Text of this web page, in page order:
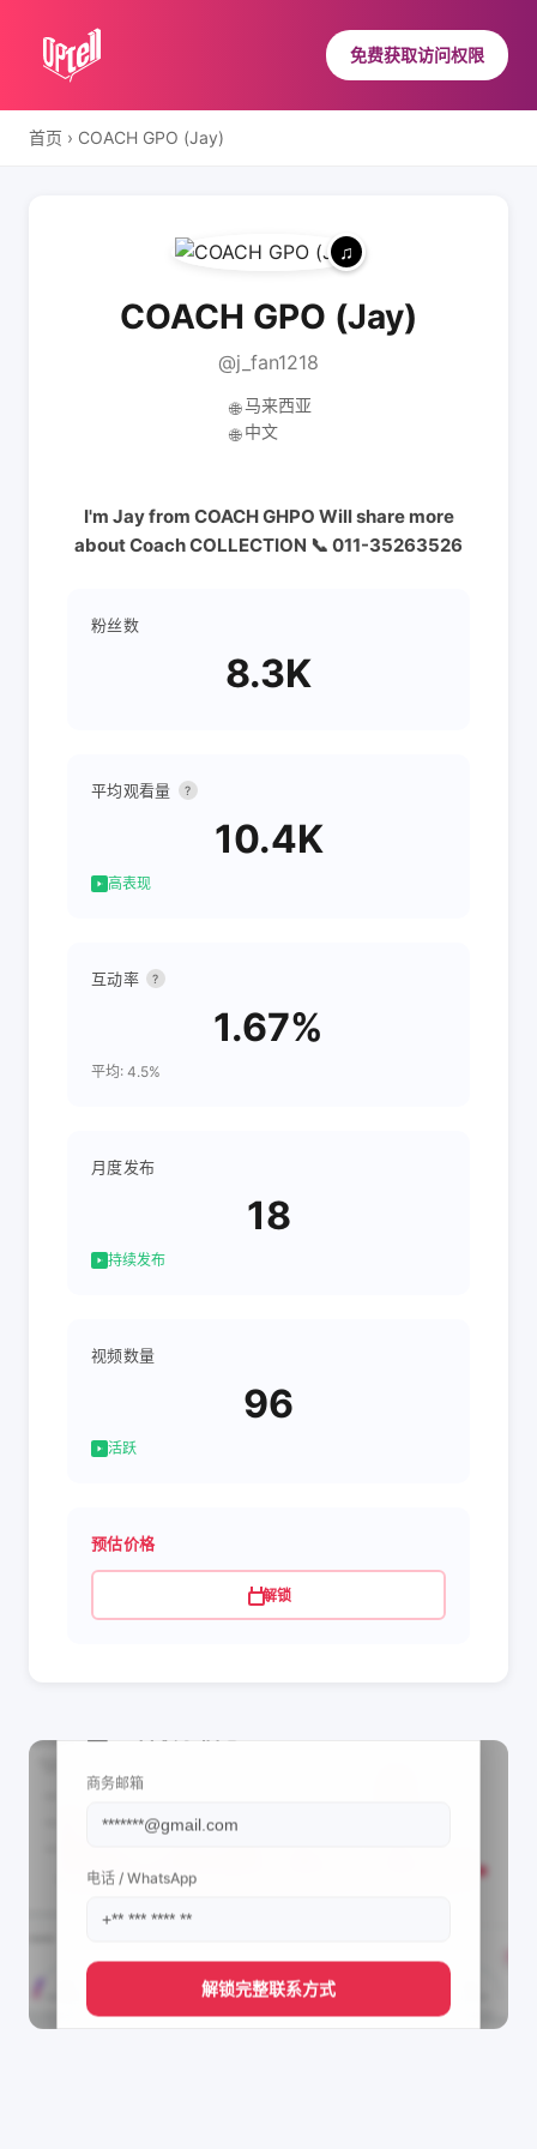
免费获取访问权限
首页 › COACH GPO (Jay)
COACH GPO (Jay)
@j_fan1218
🌐 马来西亚
🌐 中文
I'm Jay from COACH GHPO Will share more
about Coach COLLECTION 📞 011-35263526
粉丝数
8.3K
平均观看量 ?
10.4K
高表现
互动率 ?
1.67%
平均: 4.5%
月度发布
18
持续发布
视频数量
96
活跃
预估价格
解锁
商务邮箱
电话 / WhatsApp
解锁完整联系方式